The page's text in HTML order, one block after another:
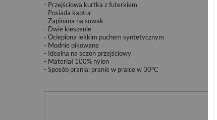
- Przejściowa kurtka z futerkiem
- Posiada kaptur
- Zapinana na suwak
- Dwie kieszenie
- Ocieplona lekkim puchem syntetycznym
- Modnie pikowana
- Idealna na sezon przejściowy
- Materiał 100% nylon
- Sposób prania: pranie w pralce w 30°C